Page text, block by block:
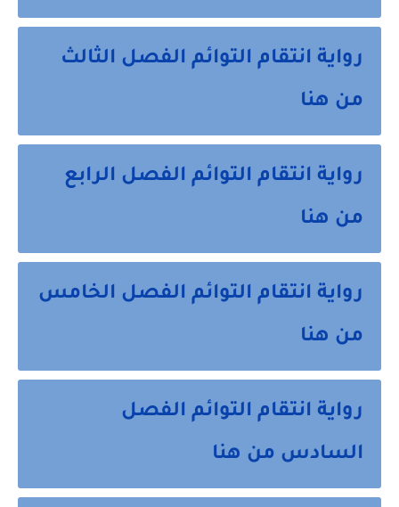
رواية انتقام التوائم الفصل الثالث
من هنا
رواية انتقام التوائم الفصل الرابع
من هنا
رواية انتقام التوائم الفصل الخامس
من هنا
رواية انتقام التوائم الفصل
السادس من هنا